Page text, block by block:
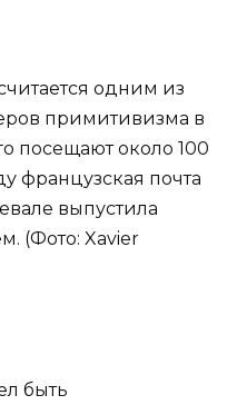
одним из
примитивизма в
посещают около 100
французская почта
выпустила
(Фото: Xavier
быть